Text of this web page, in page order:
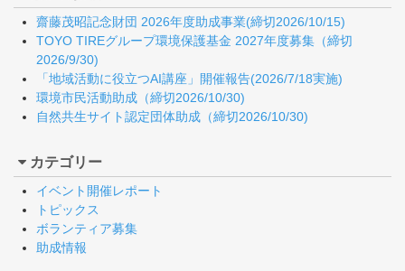
齋藤茂昭記念財団 2026年度助成事業(締切2026/10/15)
TOYO TIREグループ環境保護基金 2027年度募集（締切
2026/9/30)
「地域活動に役立つAI講座」開催報告(2026/7/18実施)
環境市民活動助成（締切2026/10/30)
自然共生サイト認定団体助成（締切2026/10/30)
カテゴリー
イベント開催レポート
トピックス
ボランティア募集
助成情報